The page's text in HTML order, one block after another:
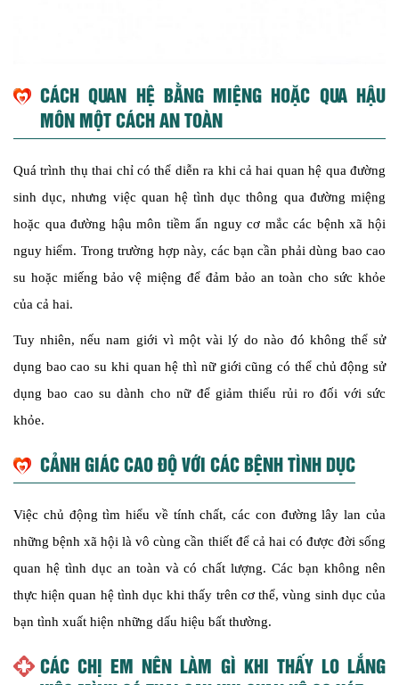
CÁCH QUAN HỆ BẰNG MIỆNG HOẶC QUA HẬU
MÔN MỘT CÁCH AN TOÀN
Quá trình thụ thai chỉ có thể diễn ra khi cả hai quan hệ qua đường
sinh dục, nhưng việc quan hệ tình dục thông qua đường miệng
hoặc qua đường hậu môn tiềm ẩn nguy cơ mắc các bệnh xã hội
nguy hiểm. Trong trường hợp này, các bạn cần phải dùng bao cao
su hoặc miếng bảo vệ miệng để đảm bảo an toàn cho sức khỏe
của cả hai.
Tuy nhiên, nếu nam giới vì một vài lý do nào đó không thể sử
dụng bao cao su khi quan hệ thì nữ giới cũng có thể chủ động sử
dụng bao cao su dành cho nữ để giảm thiểu rủi ro đối với sức
khỏe.
CẢNH GIÁC CAO ĐỘ VỚI CÁC BỆNH TÌNH DỤC
Việc chủ động tìm hiểu về tính chất, các con đường lây lan của
những bệnh xã hội là vô cùng cần thiết để cả hai có được đời sống
quan hệ tình dục an toàn và có chất lượng. Các bạn không nên
thực hiện quan hệ tình dục khi thấy trên cơ thể, vùng sinh dục của
bạn tình xuất hiện những dấu hiệu bất thường.
CÁC CHỊ EM NÊN LÀM GÌ KHI THẤY LO LẮNG